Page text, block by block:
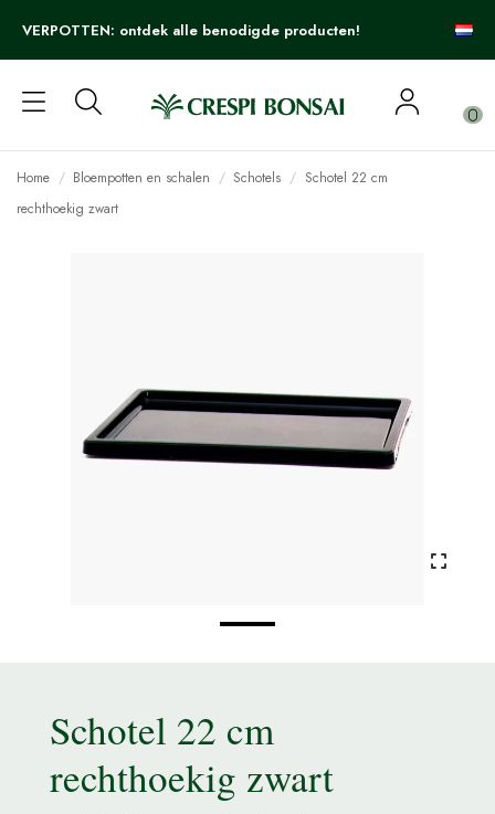
VERPOTTEN: ontdek alle benodigde producten!
0
Home Bloempotten en schalen Schotels
Schotel 22 cm
rechthoekig zwart
Schotel 22 cm
rechthoekig zwart